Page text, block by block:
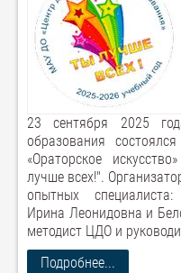
23 сентября 2025
образования
«Ораторское
лучше всех!".
опытных
Ирина Леонидовна и
методист ЦДО и
Подробнее...